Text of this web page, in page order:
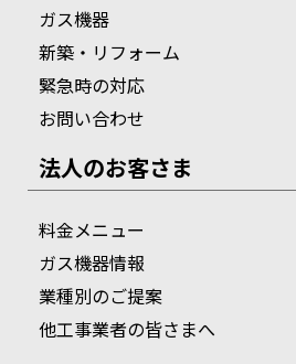
ガス機器
新築・リフォーム
緊急時の対応
お問い合わせ
法人のお客さま
料金メニュー
ガス機器情報
業種別のご提案
他工事業者の皆さまへ